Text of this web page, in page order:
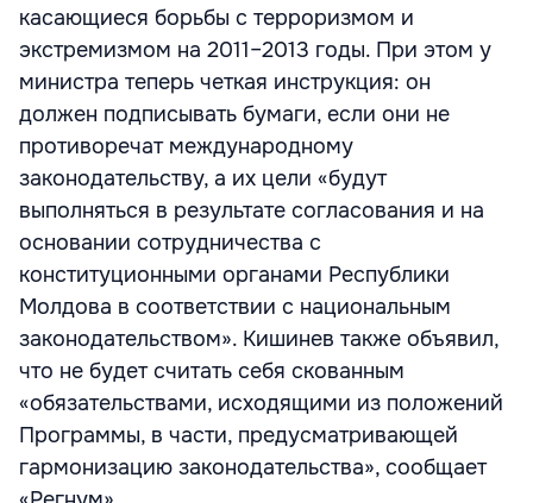
касающиеся борьбы с терроризмом и
экстремизмом на 2011–2013 годы. При этом у
министра теперь четкая инструкция: он
должен подписывать бумаги, если они не
противоречат международному
законодательству, а их цели «будут
выполняться в результате согласования и на
основании сотрудничества с
конституционными органами Республики
Молдова в соответствии с национальным
законодательством». Кишинев также объявил,
что не будет считать себя скованным
«обязательствами, исходящими из положений
Программы, в части, предусматривающей
гармонизацию законодательства», сообщает